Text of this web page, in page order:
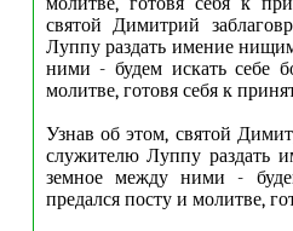
святой Димитрий
Луппу раздать имение
ними - будем искать себе
молитве, готовя себя к
Узнав об этом, святой
служителю Луппу раздать
земное между ними -
предался посту и молитве,